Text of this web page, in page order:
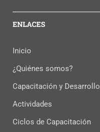
ENLACES
Inicio
¿Quiénes somos?
Capacitación y Desarrollo
Actividades
Ciclos de Capacitación